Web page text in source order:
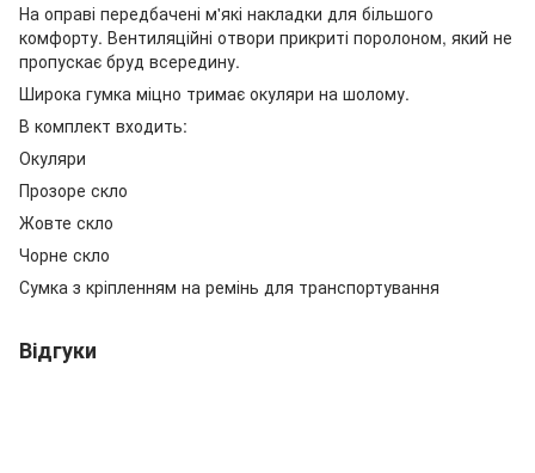
На оправі передбачені м'які накладки для більшого
комфорту. Вентиляційні отвори прикриті поролоном, який не
пропускає бруд всередину.
Широка гумка міцно тримає окуляри на шолому.
В комплект входить:
Окуляри
Прозоре скло
Жовте скло
Чорне скло
Сумка з кріпленням на ремінь для транспортування
Відгуки